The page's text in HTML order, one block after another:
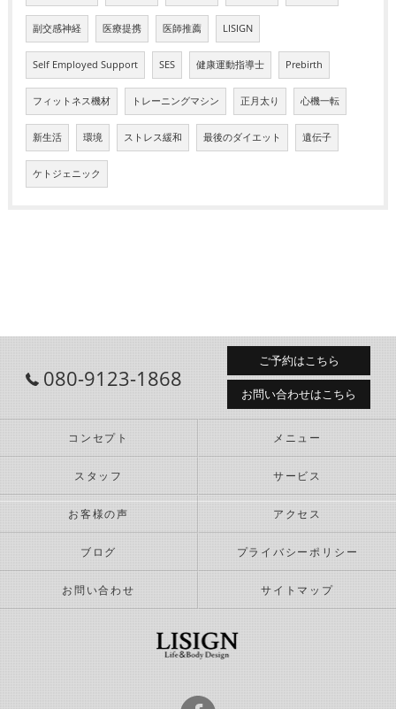
副交感神経 医療提携 医師推薦 LISIGN
Self Employed Support SES 健康運動指導士 Prebirth
フィットネス機材 トレーニングマシン 正月太り 心機一転
新生活 環境 ストレス緩和 最後のダイエット 遺伝子
ケトジェニック
080-9123-1868
ご予約はこちら
お問い合わせはこちら
コンセプト メニュー
スタッフ サービス
お客様の声 アクセス
ブログ プライバシーポリシー
お問い合わせ サイトマップ